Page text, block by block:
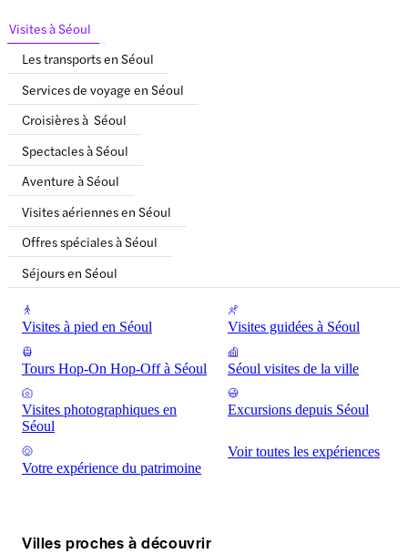
Visites à Séoul
Les transports en Séoul
Services de voyage en Séoul
Croisières à Séoul
Spectacles à Séoul
Aventure à Séoul
Visites aériennes en Séoul
Offres spéciales à Séoul
Séjours en Séoul
Visites à pied en Séoul Visites guidées à Séoul
Tours Hop-On Hop-Off à Séoul Séoul visites de la ville
Visites photographiques en
Séoul
Excursions depuis Séoul
Votre expérience du patrimoine
Voir toutes les expériences
Villes proches à découvrir